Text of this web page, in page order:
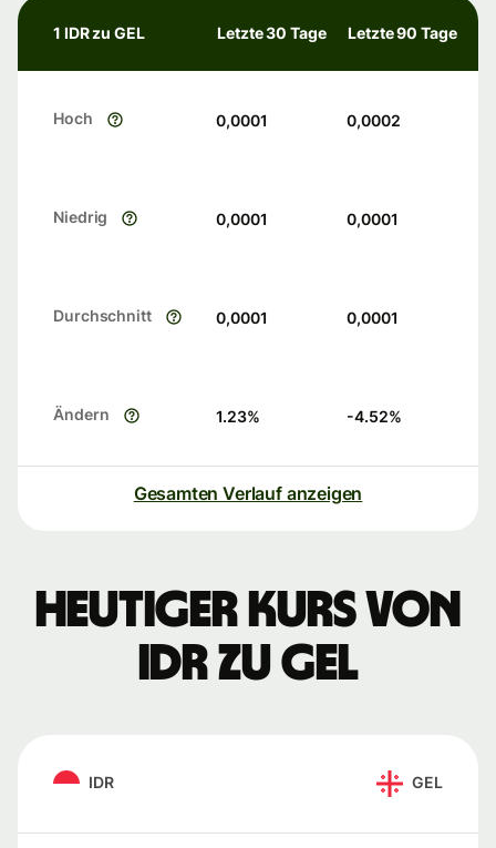
1 IDR zu GEL Letzte 30 Tage Letzte 90 Tage
Hoch 0,0001 0,0002
Niedrig 0,0001 0,0001
Durchschnitt 0,0001 0,0001
Ändern 1.23% -4.52%
Gesamten Verlauf anzeigen
Heutiger Kurs von
IDR zu GEL
IDR GEL